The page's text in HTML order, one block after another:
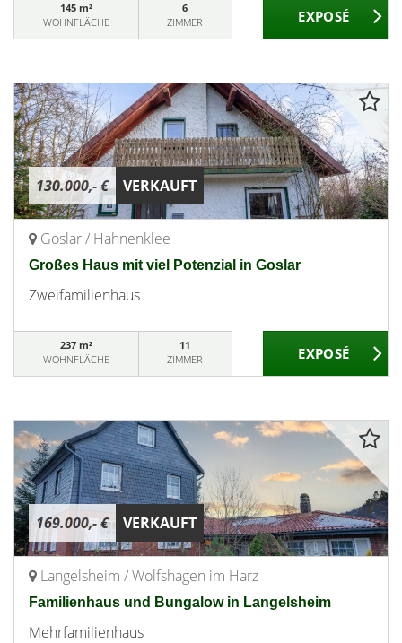
145 m²
WOHNFLÄCHE
6
ZIMMER
130.000,- € VERKAUFT
Goslar / Hahnenklee
Großes Haus mit viel Potenzial in Goslar
Zweifamilienhaus
237 m²
WOHNFLÄCHE
11
ZIMMER
169.000,- € VERKAUFT
Langelsheim / Wolfshagen im Harz
Familienhaus und Bungalow in Langelsheim
Mehrfamilienhaus